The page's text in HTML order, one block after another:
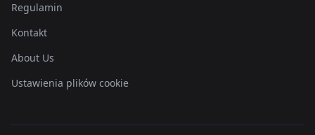
Regulamin
Kontakt
About Us
Ustawienia plików cookie